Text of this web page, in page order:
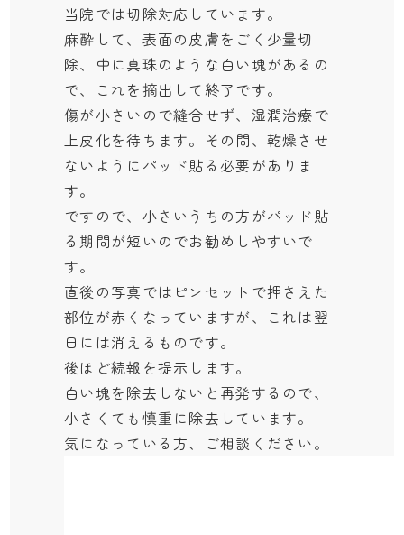
当院では切除対応しています。
麻酔して、表面の皮膚をごく少量切
除、中に真珠のような白い塊があるの
で、これを摘出して終了です。
傷が小さいので縫合せず、湿潤治療で
上皮化を待ちます。その間、乾燥させ
ないようにパッド貼る必要がありま
す。
ですので、小さいうちの方がパッド貼
る期間が短いのでお勧めしやすいで
す。
直後の写真ではピンセットで押さえた
部位が赤くなっていますが、これは翌
日には消えるものです。
後ほど続報を提示します。
白い塊を除去しないと再発するので、
小さくても慎重に除去しています。
気になっている方、ご相談ください。